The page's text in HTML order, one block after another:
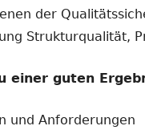
der
Strukturqualität,
einer guten
und Anforderungen